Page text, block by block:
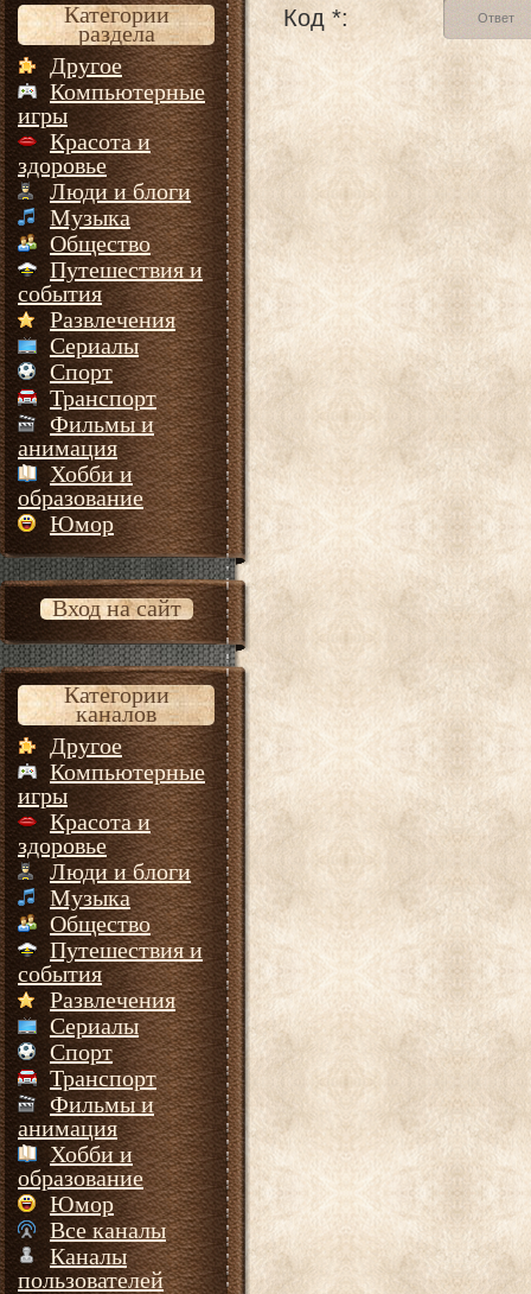
Категории
раздела
Другое
Компьютерные
игры
Красота и
здоровье
Люди и блоги
Музыка
Общество
Путешествия и
события
Развлечения
Сериалы
Спорт
Транспорт
Фильмы и
анимация
Хобби и
образование
Юмор
Вход на сайт
Категории
каналов
Другое
Компьютерные
игры
Красота и
здоровье
Люди и блоги
Музыка
Общество
Путешествия и
события
Развлечения
Сериалы
Спорт
Транспорт
Фильмы и
анимация
Хобби и
образование
Юмор
Все каналы
Каналы
пользователей
Код *: